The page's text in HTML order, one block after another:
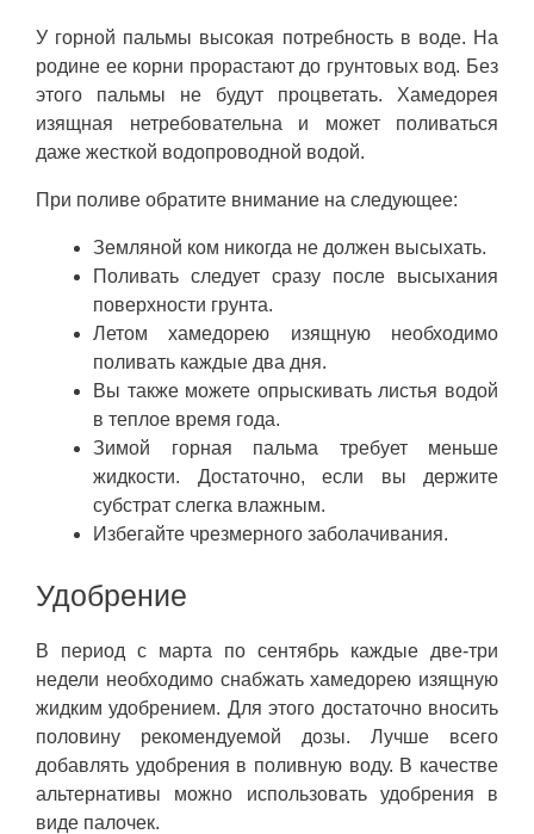
У горной пальмы высокая потребность в воде. На
родине ее корни прорастают до грунтовых вод. Без
этого пальмы не будут процветать. Хамедорея
изящная нетребовательна и может поливаться
даже жесткой водопроводной водой.
При поливе обратите внимание на следующее:
Земляной ком никогда не должен высыхать.
Поливать следует сразу после высыхания
поверхности грунта.
Летом хамедорею изящную необходимо
поливать каждые два дня.
Вы также можете опрыскивать листья водой
в теплое время года.
Зимой горная пальма требует меньше
жидкости. Достаточно, если вы держите
субстрат слегка влажным.
Избегайте чрезмерного заболачивания.
Удобрение
В период с марта по сентябрь каждые две-три
недели необходимо снабжать хамедорею изящную
жидким удобрением. Для этого достаточно вносить
половину рекомендуемой дозы. Лучше всего
добавлять удобрения в поливную воду. В качестве
альтернативы можно использовать удобрения в
виде палочек.